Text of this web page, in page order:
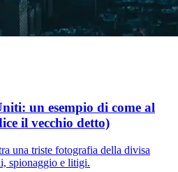
un esempio di come al
il vecchio detto)
una triste fotografia della divisa
spionaggio e litigi.